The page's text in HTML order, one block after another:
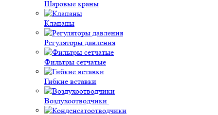
Шаровые краны
Клапаны
Регуляторы давления
Фильтры сетчатые
Гибкие вставки
Воздухоотводчики